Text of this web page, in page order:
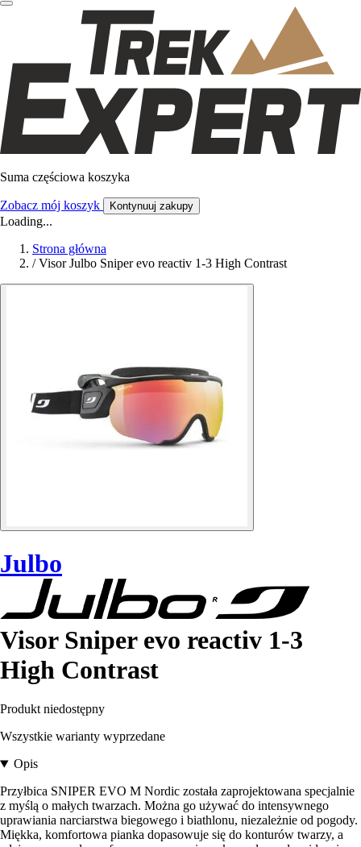
Suma częściowa koszyka
Zobacz mój koszyk Kontynuuj zakupy
Loading...
Strona główna
/ Visor Julbo Sniper evo reactiv 1-3 High Contrast
Julbo
Visor Sniper evo reactiv 1-3
High Contrast
Produkt niedostępny
Wszystkie warianty wyprzedane
Opis
Przyłbica SNIPER EVO M Nordic została zaprojektowana specjalnie
z myślą o małych twarzach. Można go używać do intensywnego
uprawiania narciarstwa biegowego i biathlonu, niezależnie od pogody.
Miękka, komfortowa pianka dopasowuje się do konturów twarzy, a